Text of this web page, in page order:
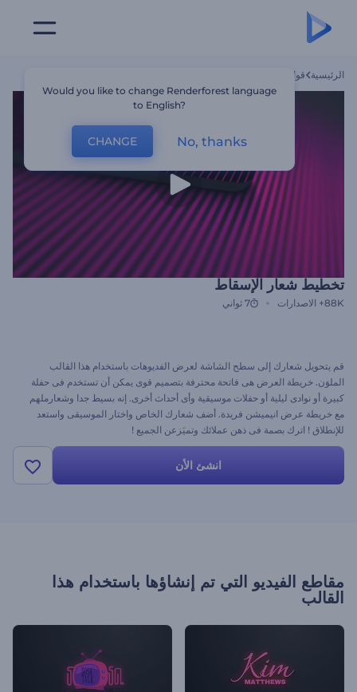
الرئيسية قوالب
تخطيط شعار الإسقاط
88K+ الاصدارات 7 ثواني
قم يتحويل شعارك إلى سطح الشاشة لعرض الفديوهات باستخدام هذا القالب
الملوَن. خريطة العرض هى فاتحة محترفة بتصميم قوى يمكن أن تستخدم فى حفلة
كبيرة أو نوادى ليلية أو حفلات موسيقية وأى أحداث أخرى. إنه بسيط جدا وشعارملهم
مع خريطة عرض انيميشن فريدة. أضف شعارك الخاص واختار الموسيقى واستعد
للإنطلاق ! اترك بصمة فى ذهن عملائك وتميَزعن الجميع !
انشئ الأن
مقاطع الفيديو التي تم إنشاؤها باستخدام هذا
القالب
Would you like to change Renderforest language
to English?
CHANGE No, thanks